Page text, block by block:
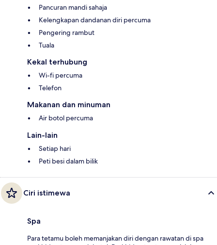
Pancuran mandi sahaja
Kelengkapan dandanan diri percuma
Pengering rambut
Tuala
Kekal terhubung
Wi-fi percuma
Telefon
Makanan dan minuman
Air botol percuma
Lain-lain
Setiap hari
Peti besi dalam bilik
Ciri istimewa
Spa
Para tetamu boleh memanjakan diri dengan rawatan di spa